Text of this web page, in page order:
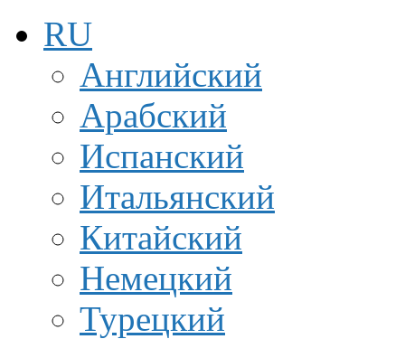
RU
Английский
Арабский
Испанский
Итальянский
Китайский
Немецкий
Турецкий